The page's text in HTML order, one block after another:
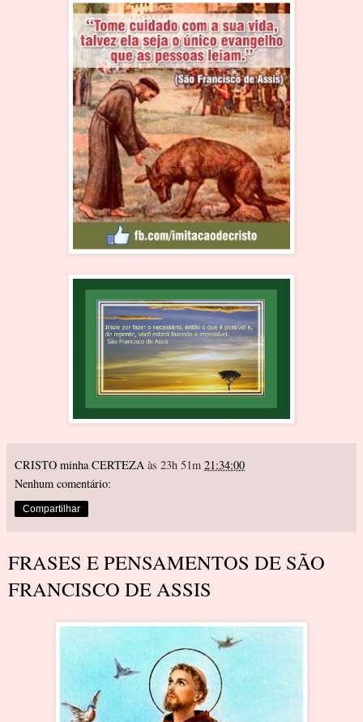
CRISTO minha CERTEZA às 23h 51m 21:34:00
Nenhum comentário:
Compartilhar
FRASES E PENSAMENTOS DE SÃO
FRANCISCO DE ASSIS